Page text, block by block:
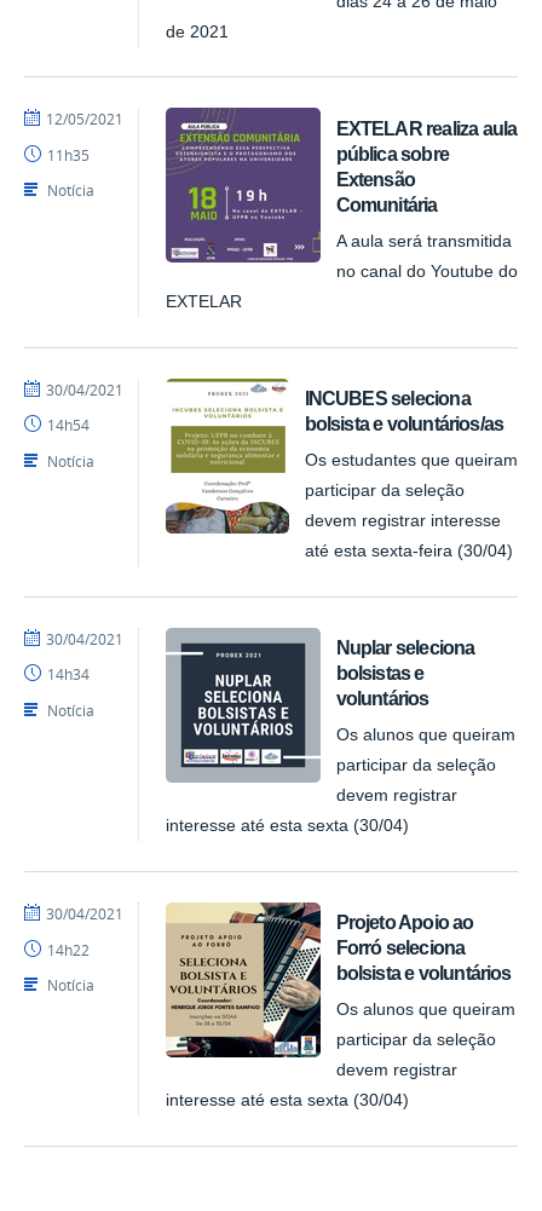
de 2021
EXTELAR realiza aula
pública sobre
Extensão
Comunitária
A aula será transmitida
no canal do Youtube do
EXTELAR
por
publicado
12/05/2021
11h35
Notícia
INCUBES seleciona
bolsista e voluntários/as
Os estudantes que queiram
participar da seleção
devem registrar interesse
até esta sexta-feira (30/04)
por
publicado
30/04/2021
14h54
Notícia
Nuplar seleciona
bolsistas e
voluntários
Os alunos que queiram
participar da seleção
devem registrar
interesse até esta sexta (30/04)
por
publicado
30/04/2021
14h34
Notícia
Projeto Apoio ao
Forró seleciona
bolsista e voluntários
Os alunos que queiram
participar da seleção
devem registrar
interesse até esta sexta (30/04)
por
publicado
30/04/2021
14h22
Notícia